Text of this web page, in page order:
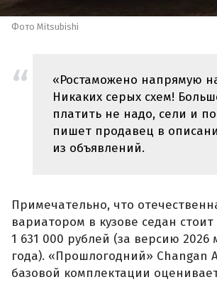
Фото Mitsubishi
«Ростаможено напрямую
Никаких серых схем!
платить не надо, сели и
пишет продавец в
из объявлений.
Примечательно, что
вариатором в кузове седан
1 631 000 рублей (за версию 2026
года). «Прошлогодний» Changan
базовой комплектации